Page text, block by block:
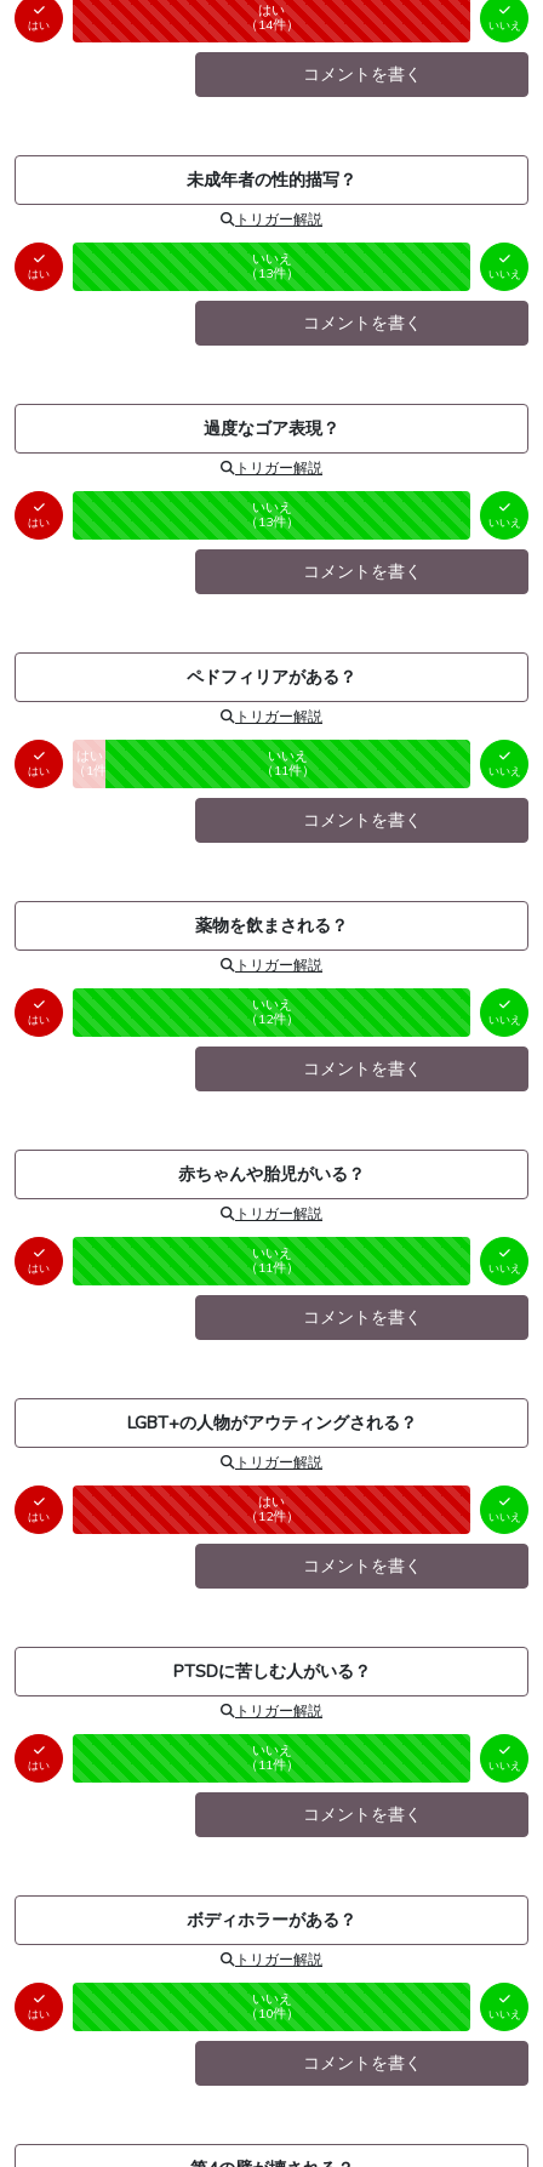
はい
はい
（14件） 未投票
いいえ
（ 0件）
いいえ
コメントを書く
未成年者の性的描写？
トリガー解説
はい
はい
（0件）
未投票
いいえ
（13件） いいえ
コメントを書く
過度なゴア表現？
トリガー解説
はい
はい
（0件）
未投票
いいえ
（13件） いいえ
コメントを書く
ペドフィリアがある？
トリガー解説
はい
はい
（ 1件）未投票
いいえ
（11件） いいえ
コメントを書く
薬物を飲まされる？
トリガー解説
はい
はい
（0件）
未投票
いいえ
（12件） いいえ
コメントを書く
赤ちゃんや胎児がいる？
トリガー解説
はい
はい
（0件）
未投票
いいえ
（11件） いいえ
コメントを書く
LGBT+の人物がアウティングされる？
トリガー解説
はい
はい
（12件） 未投票
いいえ
（ 0件）
いいえ
コメントを書く
PTSDに苦しむ人がいる？
トリガー解説
はい
はい
（0件）
未投票
いいえ
（11件） いいえ
コメントを書く
ボディホラーがある？
トリガー解説
はい
はい
（0件）
未投票
いいえ
（10件） いいえ
コメントを書く